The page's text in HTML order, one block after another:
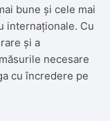
bune și cele mai
internaționale. Cu
și a
necesare
cu încredere pe